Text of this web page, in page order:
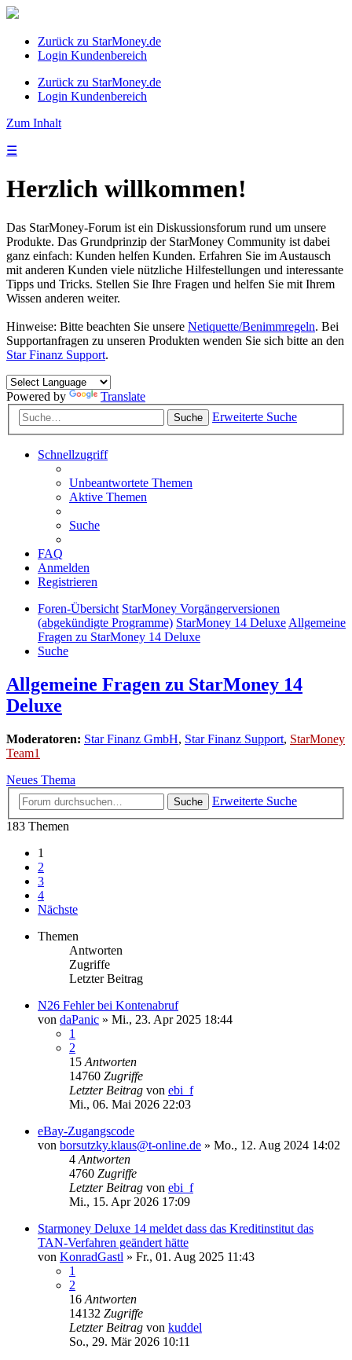
Zurück zu StarMoney.de
Login Kundenbereich
Zurück zu StarMoney.de
Login Kundenbereich
Zum Inhalt
☰
Herzlich willkommen!
Das StarMoney-Forum ist ein Diskussionsforum rund um unsere
Produkte. Das Grundprinzip der StarMoney Community ist dabei
ganz einfach: Kunden helfen Kunden. Erfahren Sie im Austausch
mit anderen Kunden viele nützliche Hilfestellungen und interessante
Tipps und Tricks. Stellen Sie Ihre Fragen und helfen Sie mit Ihrem
Wissen anderen weiter.
Hinweise: Bitte beachten Sie unsere Netiquette/Benimmregeln. Bei
Supportanfragen zu unseren Produkten wenden Sie sich bitte an den
Star Finanz Support.
Powered by Translate
Suche Erweiterte Suche
Schnellzugriff
Unbeantwortete Themen
Aktive Themen
Suche
FAQ
Anmelden
Registrieren
Foren-Übersicht StarMoney Vorgängerversionen
(abgekündigte Programme) StarMoney 14 DeluxeAllgemeine
Fragen zu StarMoney 14 Deluxe
Suche
Allgemeine Fragen zu StarMoney 14
Deluxe
Moderatoren: Star Finanz GmbH, Star Finanz Support, StarMoney
Team1
Neues Thema
Suche
Erweiterte Suche
183 Themen
1
2
3
4
Nächste
Themen
Antworten
Zugriffe
Letzter Beitrag
N26 Fehler bei Kontenabruf
von daPanic » Mi., 23. Apr 2025 18:44
1
2
15 Antworten
14760 Zugriffe
Letzter Beitrag von ebi_f
Mi., 06. Mai 2026 22:03
eBay-Zugangscode
von borsutzky.klaus@t-online.de » Mo., 12. Aug 2024 14:02
4 Antworten
4760 Zugriffe
Letzter Beitrag von ebi_f
Mi., 15. Apr 2026 17:09
Starmoney Deluxe 14 meldet dass das Kreditinstitut das
TAN-Verfahren geändert hätte
von KonradGastl » Fr., 01. Aug 2025 11:43
1
2
16 Antworten
14132 Zugriffe
Letzter Beitrag von kuddel
So., 29. Mär 2026 10:11